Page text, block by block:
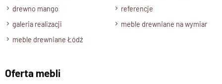
rzemieślniczy charakter.
W nowoczesnym stylu – idealne do
Połączenie prostoty formy z naturalnym drewnem sprawia, że
drewno mango
referencje
galeria realizacji
meble drewniane na wymiar
meble drewniane Łódź
Oferta mebli